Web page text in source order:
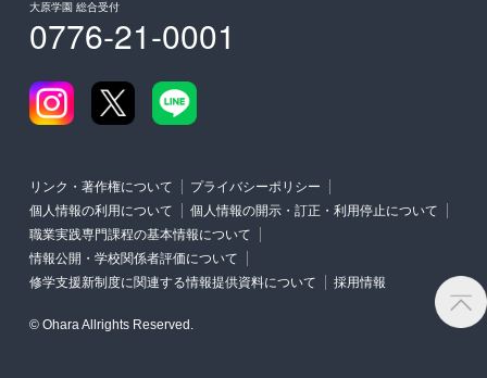
大原学園 総合受付
0776-21-0001
リンク・著作権について
プライバシーポリシー
個人情報の利用について
個人情報の開示・訂正・利用停止について
職業実践専門課程の基本情報について
情報公開・学校関係者評価について
修学支援新制度に関連する情報提供資料について
採用情報
© Ohara Allrights Reserved.